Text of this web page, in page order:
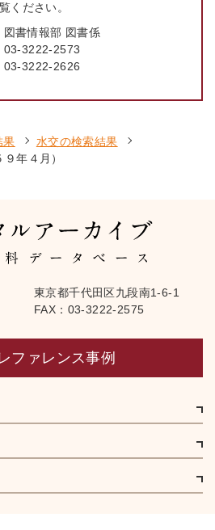
覧ください。
図書情報部 図書係
03-3222-2573
03-3222-2626
果
水交の検索結果
年４月）
東京都千代田区九段南1-6-1
FAX：03-3222-2575
ファレンス事例